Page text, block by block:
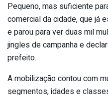
Pequeno, mas suficiente
comercial da cidade, que já
e parou para ver duas mil
jingles de campanha e
prefeito.
A mobilização contou com
segmentos, idades e